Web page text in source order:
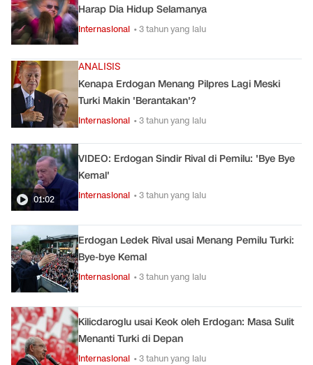
Harap Dia Hidup Selamanya
Internasional • 3 tahun yang lalu
ANALISIS
Kenapa Erdogan Menang Pilpres Lagi Meski
Turki Makin 'Berantakan'?
Internasional • 3 tahun yang lalu
01:02
VIDEO: Erdogan Sindir Rival di Pemilu: 'Bye Bye
Kemal'
Internasional • 3 tahun yang lalu
Erdogan Ledek Rival usai Menang Pemilu Turki:
Bye-bye Kemal
Internasional • 3 tahun yang lalu
Kilicdaroglu usai Keok oleh Erdogan: Masa Sulit
Menanti Turki di Depan
Internasional • 3 tahun yang lalu